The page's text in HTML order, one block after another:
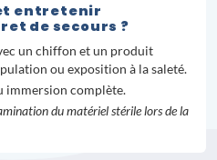
entretenir
de secours ?
un chiffon et un produit
ou exposition à la saleté.
immersion complète.
du matériel stérile lors de la